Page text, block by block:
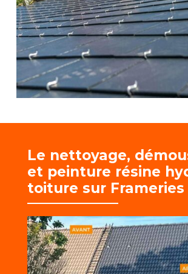
Le nettoyage,
et peinture résine
toiture sur Frameries